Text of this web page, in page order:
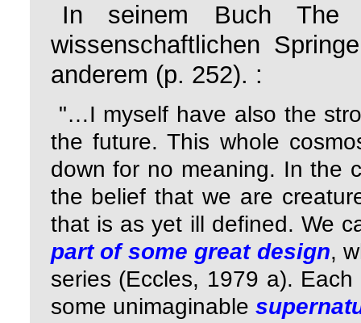
In seinem BuchThe
wissenschaftlichen
anderem (p. 252). :
"…I myself have also the
the future. This whole
down for no meaning. In the
the belief that we are
that is as yet ill defined. We
part of some great design,
series (Eccles, 1979 a).
some unimaginable